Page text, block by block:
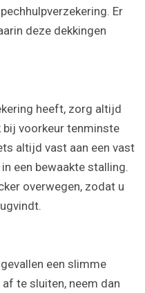
Er
deze dekkingen
heeft, zorg altijd
bij voorkeur tenminste
altijd vast aan een vast
een bewaakte stalling.
overwegen, zodat u
een slimme
te sluiten, neem dan